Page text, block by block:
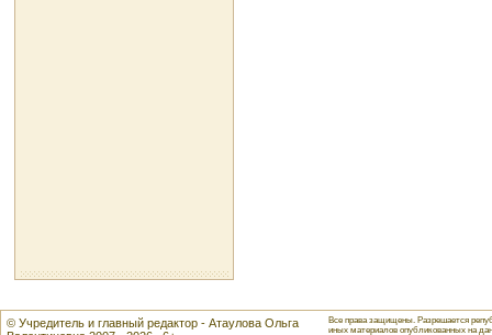
© Учредитель и главный редактор - Атаулова Ольга
Все права защищены. Разрешается
иных материалов опубликованных на